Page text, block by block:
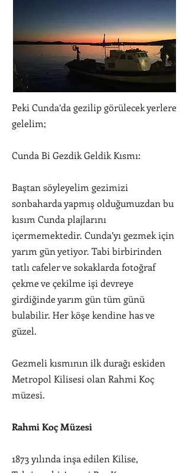
Peki Cunda’da gezilip görülecek yerlere
gelelim;
Cunda Bi Gezdik Geldik Kısmı:
Baştan söyleyelim gezimizi
sonbaharda yapmış olduğumuzdan bu
kısım Cunda plajlarını
içermemektedir. Cunda’yı gezmek için
yarım gün yetiyor. Tabi birbirinden
tatlı cafeler ve sokaklarda fotoğraf
çekme ve çekilme işi devreye
girdiğinde yarım gün tüm günü
bulabilir. Her köşe kendine has ve
güzel.
Gezmeli kısmının ilk durağı eskiden
Metropol Kilisesi olan Rahmi Koç
müzesi.
Rahmi Koç Müzesi
1873 yılında inşa edilen Kilise,